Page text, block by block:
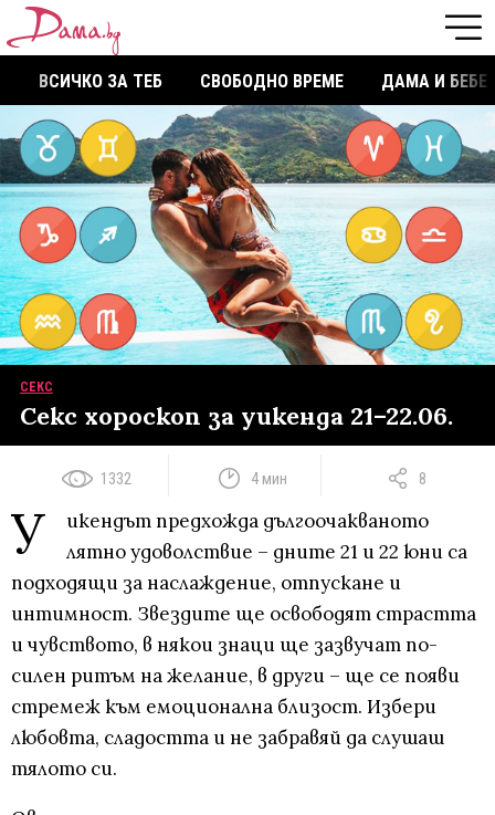
ВСИЧКО ЗА ТЕБ СВОБОДНО ВРЕМЕ ДАМА И БЕБЕ
СЕКС
Секс хороскоп за уикенда 21–22.06.
1332 4 мин 8
У
икендът предхожда дългоочакваното
лятно удоволствие – дните 21 и 22 юни са
подходящи за наслаждение, отпускане и
интимност. Звездите ще освободят страстта
и чувството, в някои знаци ще зазвучат по-
силен ритъм на желание, в други – ще се появи
стремеж към емоционална близост. Избери
любовта, сладостта и не забравяй да слушаш
тялото си.